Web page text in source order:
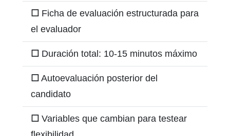
☐ Ficha de evaluación estructurada para
el evaluador
☐ Duración total: 10-15 minutos máximo
☐ Autoevaluación posterior del
candidato
☐ Variables que cambian para testear